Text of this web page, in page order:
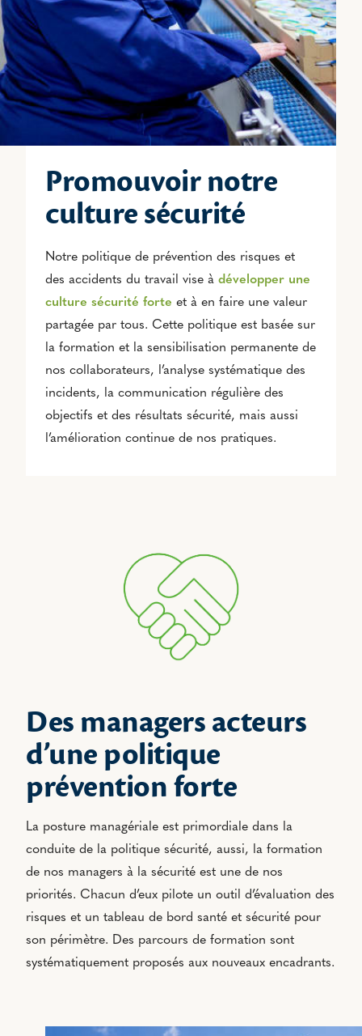
Promouvoir notre
culture sécurité
Notre politique de prévention des risques et
des accidents du travail vise à développer une
culture sécurité forte et à en faire une valeur
partagée par tous. Cette politique est basée sur
la formation et la sensibilisation permanente de
nos collaborateurs, l’analyse systématique des
incidents, la communication régulière des
objectifs et des résultats sécurité, mais aussi
l’amélioration continue de nos pratiques.
Des managers acteurs
d’une politique
prévention forte
La posture managériale est primordiale dans la
conduite de la politique sécurité, aussi, la formation
de nos managers à la sécurité est une de nos
priorités. Chacun d’eux pilote un outil d’évaluation des
risques et un tableau de bord santé et sécurité pour
son périmètre. Des parcours de formation sont
systématiquement proposés aux nouveaux encadrants.